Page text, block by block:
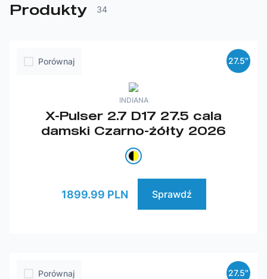
Produkty 34
Porównaj
INDIANA
X-Pulser 2.7 D17 27.5 cala
damski Czarno-żółty 2026
27.5″
1899.99 PLN Sprawdź
Porównaj 27.5″